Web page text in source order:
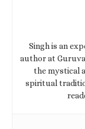
Singh is an
author at
the mystical
spiritual